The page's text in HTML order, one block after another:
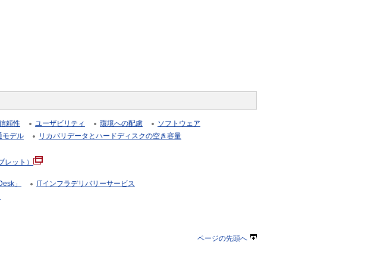
頼性 ユーザビリティ 環境への配慮
ソフトウェア
モデル
リカバリデータとハードディスクの空き容量
ット）
」
ITインフラデリバリーサービス
ページの先頭へ